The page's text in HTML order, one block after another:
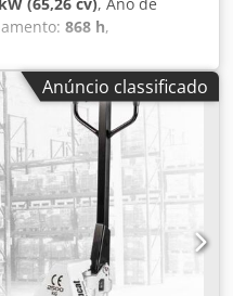
868 h,
8.920 kg Entre em
informações.
de fabricação: 2022,
Bobcat D 2.4 Stage V,
6.165 mm,
mm, Peso operacional:
hidrostático), lança
engate rápido MS 08,
vídeo
valas giratória: 1.800
máxima de escavação:
Anúncio classificado